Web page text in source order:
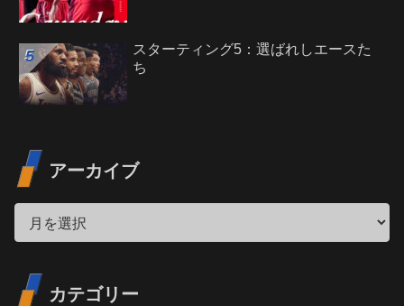
スターティング5：選ばれしエースた
ち
アーカイブ
カテゴリー